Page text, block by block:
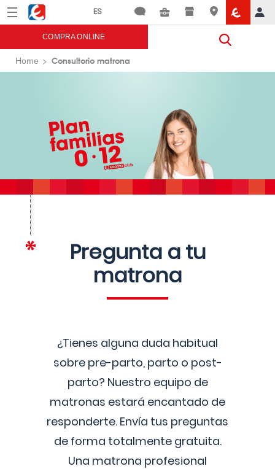
Menú Eroski
COMPRA ONLINE
Home Consultorio matrona
Pregunta a tu
matrona
¿Tienes alguna duda habitual
sobre pre-parto, parto o post-
parto? Nuestro equipo de
matronas estará encantado de
responderte. Envía tus preguntas
de forma totalmente gratuita.
Una matrona profesional